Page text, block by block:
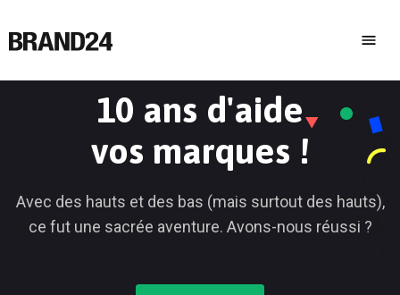
10 ans d'aide
vos marques !
Avec des hauts et des bas (mais surtout des hauts),
ce fut une sacrée aventure. Avons-nous réussi ?